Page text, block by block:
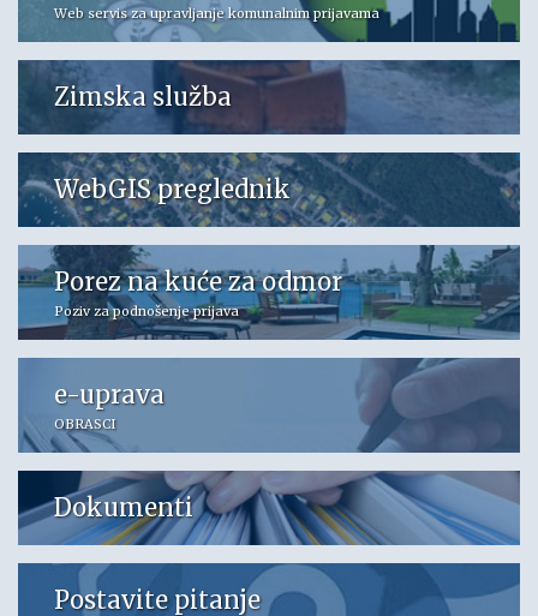
Web servis za upravljanje komunalnim prijavama
Zimska služba
WebGIS preglednik
Porez na kuće za odmor
Poziv za podnošenje prijava
e-uprava
OBRASCI
Dokumenti
Postavite pitanje